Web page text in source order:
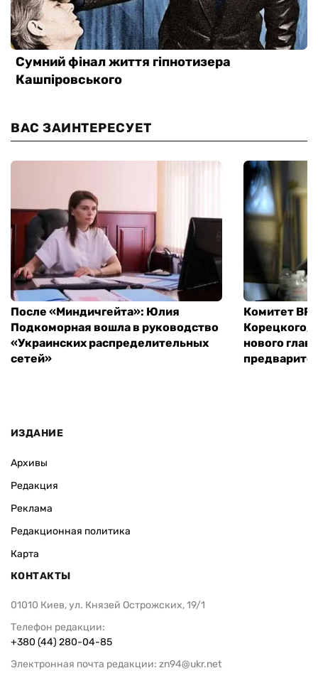
ВАС ЗАИНТЕРЕСУЕТ
После «Миндичгейта»: Юлия
Подкоморная вошла в руководство
«Украинских распределительных
сетей»
Комитет ВР
Корецкого,
нового
ИЗДАНИЕ
Архивы
Редакция
Реклама
Редакционная политика
Карта
КОНТАКТЫ
01010 Киев, ул. Князей Острожских, 19/1
Телефон редакции:
+380 (44) 280-04-85
Электронная почта редакции: zn94@ukr.net